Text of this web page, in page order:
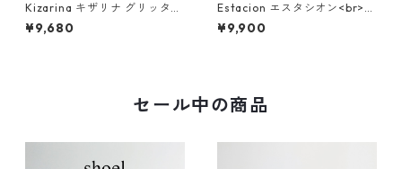
Kizarina キザリナ グリッター
モチーフ2WAY厚底グルカサン
ダル KZ675
¥9,680
Estacion エスタシオン<br>エ
スニック調サークルモチーフ
カラフルビーズコンフォート
¥9,900
セール中の商品